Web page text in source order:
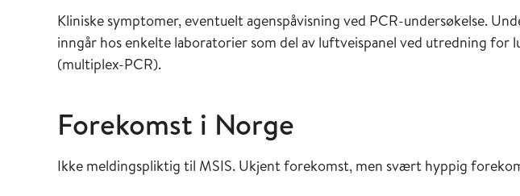
Kliniske symptomer, eventuelt agenspåvisning ved PCR-undersøkelse.
inngår hos enkelte laboratorier som del av luftveispanel ved utredning for
(multiplex-PCR).
Forekomst i Norge
Ikke meldingspliktig til MSIS. Ukjent forekomst, men svært hyppig